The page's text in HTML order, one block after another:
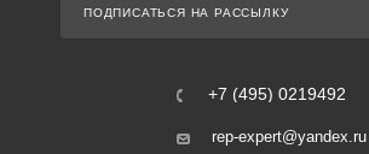
ПОДПИСАТЬСЯ НА РАССЫЛКУ
+7 (495) 0219492
rep-expert@yandex.ru